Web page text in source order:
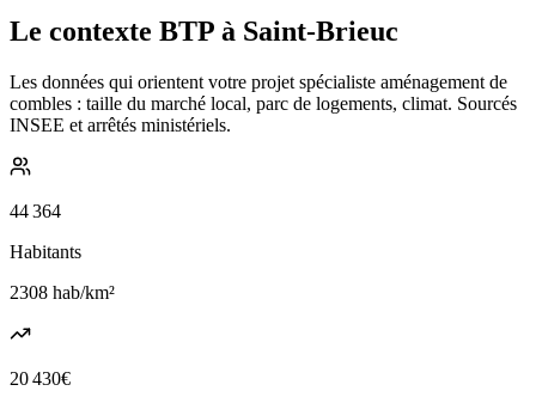
Le contexte BTP à Saint-Brieuc
Les données qui orientent votre projet spécialiste aménagement de
combles : taille du marché local, parc de logements, climat. Sourcés
INSEE et arrêtés ministériels.
44 364
Habitants
2308 hab/km²
20 430€